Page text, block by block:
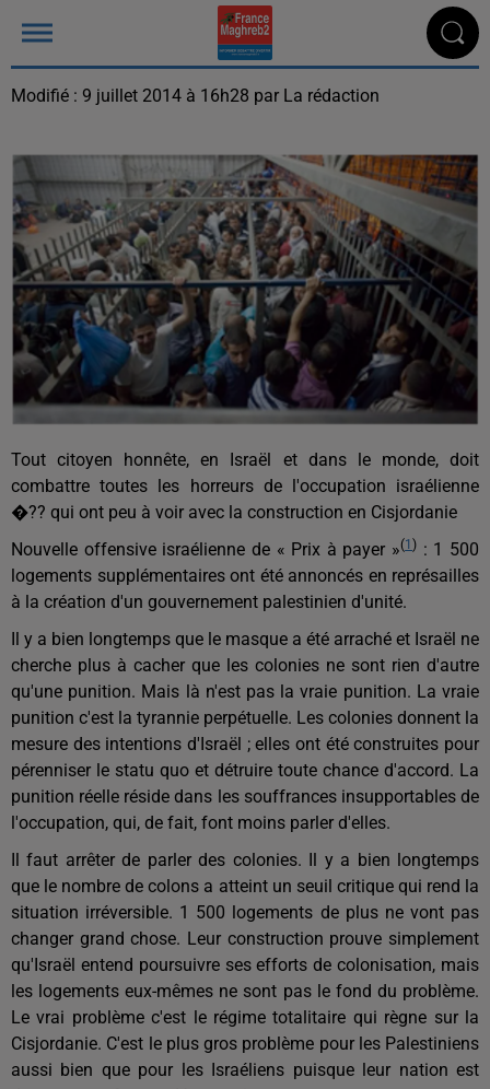
Modifié : 9 juillet 2014 à 16h28 par La rédaction
Tout citoyen honnête, en Israël et dans le monde, doit
combattre toutes les horreurs de l'occupation israélienne
�?? qui ont peu à voir avec la construction en Cisjordanie
Nouvelle offensive israélienne de « Prix à payer »(1) : 1 500
logements supplémentaires ont été annoncés en représailles
à la création d'un gouvernement palestinien d'unité.
Il y a bien longtemps que le masque a été arraché et Israël ne
cherche plus à cacher que les colonies ne sont rien d'autre
qu'une punition. Mais là n'est pas la vraie punition. La vraie
punition c'est la tyrannie perpétuelle. Les colonies donnent la
mesure des intentions d'Israël ; elles ont été construites pour
pérenniser le statu quo et détruire toute chance d'accord. La
punition réelle réside dans les souffrances insupportables de
l'occupation, qui, de fait, font moins parler d'elles.
Il faut arrêter de parler des colonies. Il y a bien longtemps
que le nombre de colons a atteint un seuil critique qui rend la
situation irréversible. 1 500 logements de plus ne vont pas
changer grand chose. Leur construction prouve simplement
qu'Israël entend poursuivre ses efforts de colonisation, mais
les logements eux-mêmes ne sont pas le fond du problème.
Le vrai problème c'est le régime totalitaire qui règne sur la
Cisjordanie. C'est le plus gros problème pour les Palestiniens
aussi bien que pour les Israéliens puisque leur nation est